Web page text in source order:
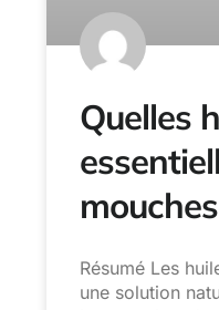
Quelles
Résumé Les
une solution